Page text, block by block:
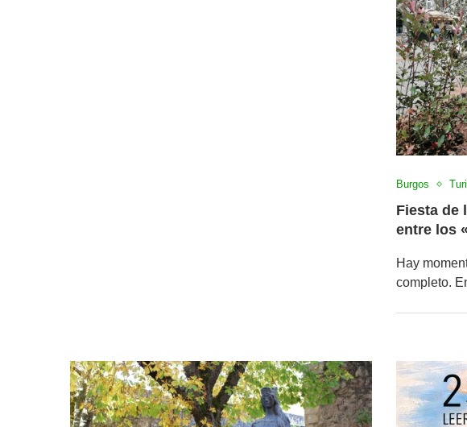
Burgos
Fiesta de
entre los
Hay
completo.